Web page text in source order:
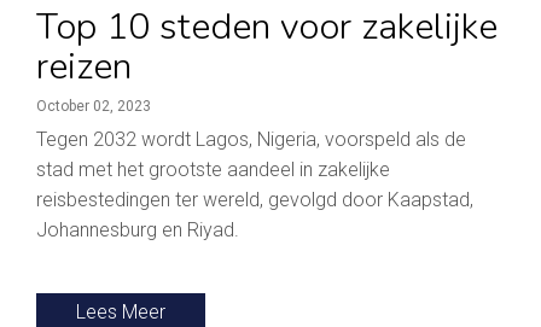
Top 10 steden voor zakelijke
reizen
October 02, 2023
Tegen 2032 wordt Lagos, Nigeria, voorspeld als de
stad met het grootste aandeel in zakelijke
reisbestedingen ter wereld, gevolgd door Kaapstad,
Johannesburg en Riyad.
Lees Meer